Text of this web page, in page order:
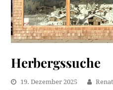
Herbergssuche
19. Dezember 2025